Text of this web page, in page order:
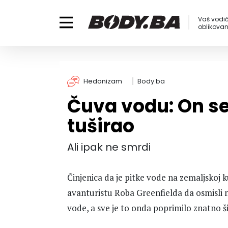
Vaš
Hedonizam Body.ba
Čuva vodu: On
tuširao
Ali ipak ne smrdi
Činjenica da je pitke vode na zemaljskoj
avanturistu Roba Greenfielda da
vode, a sve je to onda poprimilo znatno